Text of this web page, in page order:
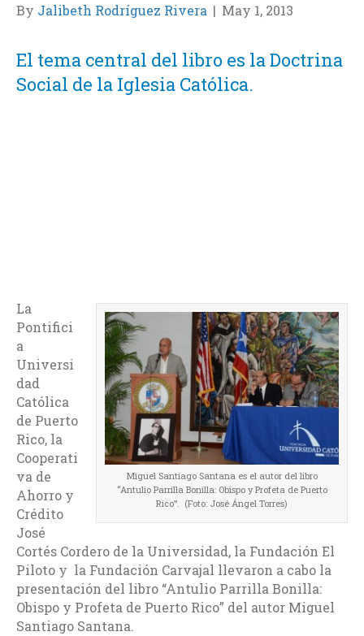
By Jalibeth Rodríguez Rivera | May 1, 2013
El tema central del libro es la Doctrina
Social de la Iglesia Católica.
Miguel Santiago Santana es el autor del libro
“Antulio Parrilla Bonilla: Obispo y Profeta de Puerto
Rico”. (Foto: José Ángel Torres)
La
Pontifici
a
Universi
dad
Católica
de Puerto
Rico, la
Cooperati
va de
Ahorro y
Crédito
José
Cortés Cordero de la Universidad, la Fundación El
Piloto y la Fundación Carvajal llevaron a cabo la
presentación del libro “Antulio Parrilla Bonilla:
Obispo y Profeta de Puerto Rico” del autor Miguel
Santiago Santana.